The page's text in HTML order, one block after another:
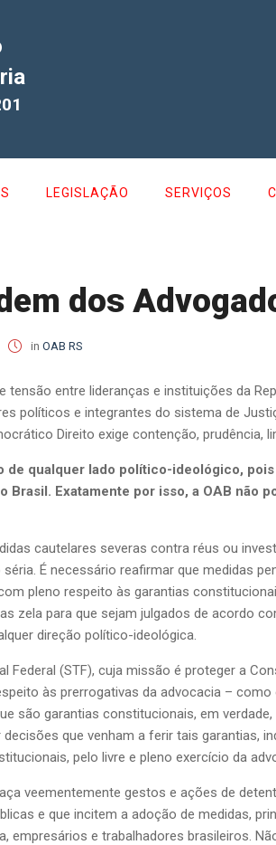
LEGISLAÇÃO SERVIÇOS
dos
in OAB RS
tensão entre lideranças e instituições da
políticos e integrantes do sistema de
Direito exige contenção, prudência,
de qualquer lado político-ideológico,
Brasil. Exatamente por isso, a OAB não
cautelares severas contra réus ou
É necessário reafirmar que medidas
pleno respeito às garantias
zela para que sejam julgados de acordo
direção político-ideológica.
Federal (STF), cuja missão é proteger a
às prerrogativas da advocacia –
são garantias constitucionais, em
que venham a ferir tais garantias,
pelo livre e pleno exercício da
veementemente gestos e ações de
e que incitem a adoção de medidas,
empresários e trabalhadores brasileiros.